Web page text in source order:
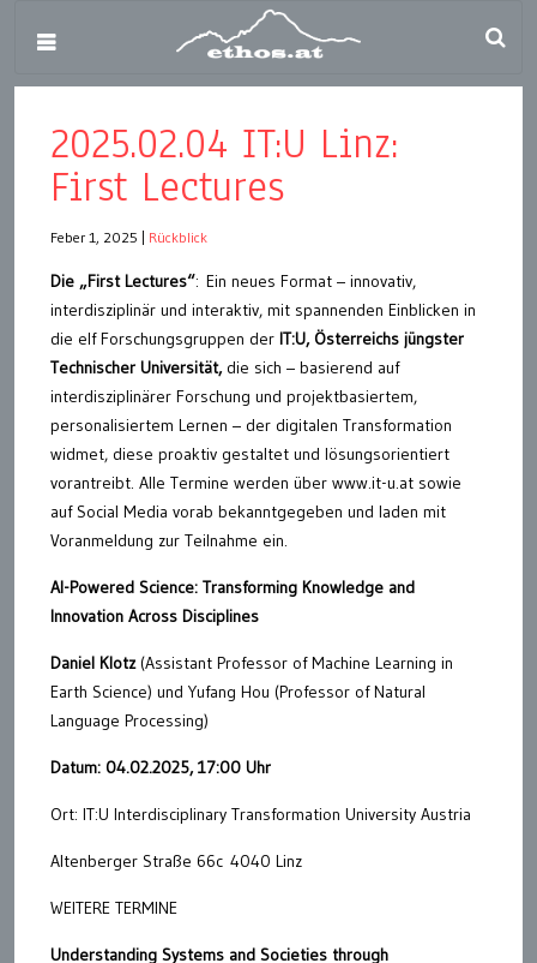
2025.02.04 IT:U Linz:
First Lectures
Feber 1, 2025 Rückblick
Die „First Lectures“: Ein neues Format – innovativ,
interdisziplinär und interaktiv, mit spannenden Einblicken in
die elf Forschungsgruppen der IT:U, Österreichs jüngster
Technischer Universität,die sich – basierend auf
interdisziplinärer Forschung und projektbasiertem,
personalisiertem Lernen – der digitalen Transformation
widmet, diese proaktiv gestaltet und lösungsorientiert
vorantreibt. Alle Termine werden über www.it-u.at sowie
auf Social Media vorab bekanntgegeben und laden mit
Voranmeldung zur Teilnahme ein.
AI-Powered Science: Transforming Knowledge and
Innovation Across Disciplines
Daniel Klotz(Assistant Professor of Machine Learning in
Earth Science) und Yufang Hou (Professor of Natural
Language Processing)
Datum: 04.02.2025, 17:00 Uhr
Ort: IT:U Interdisciplinary Transformation University Austria
Altenberger Straße 66c 4040 Linz
WEITERE TERMINE
Understanding Systems and Societies through